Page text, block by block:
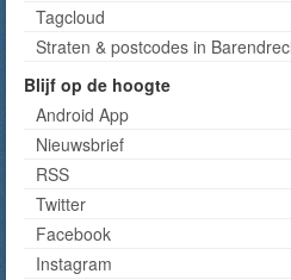
Tagcloud
Straten & postcodes in
Blijf op de hoogte
Android App
Nieuwsbrief
RSS
Twitter
Facebook
Instagram